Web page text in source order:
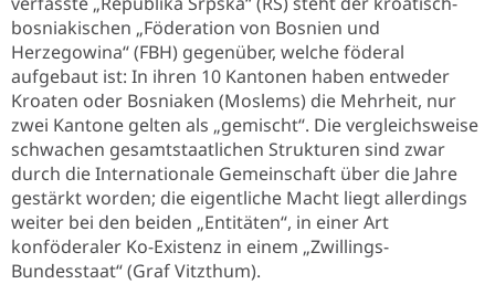
bosniakischen „Föderation von Bosnien und
Herzegowina“ (FBH) gegenüber, welche föderal
aufgebaut ist: In ihren 10 Kantonen haben entweder
Kroaten oder Bosniaken (Moslems) die Mehrheit, nur
zwei Kantone gelten als „gemischt“. Die vergleichsweise
schwachen gesamtstaatlichen Strukturen sind zwar
durch die Internationale Gemeinschaft über die Jahre
gestärkt worden; die eigentliche Macht liegt allerdings
weiter bei den beiden „Entitäten“, in einer Art
konföderaler Ko-Existenz in einem „Zwillings-
Bundesstaat“ (Graf Vitzthum).